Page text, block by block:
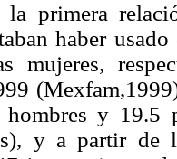
la primera
haber
mujeres,
y 19.5
y a partir de